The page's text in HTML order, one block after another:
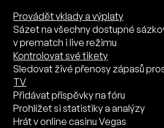
Provádět vklady a výplaty
Sázet na všechny dostupné
v prematch i live režimu
Kontrolovat své tikety
Sledovat živé přenosy zápasů
TV
Přidávat příspěvky na fóru
Prohlížet si statistiky a analýzy
Hrát v online casinu Vegas